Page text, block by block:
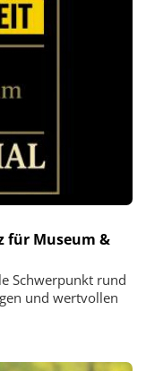
für Museum &
Schwerpunkt rund
und wertvollen